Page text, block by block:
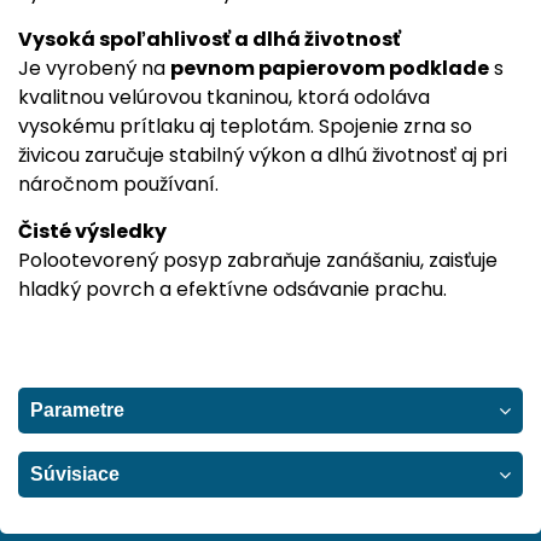
Vysoká spoľahlivosť a dlhá životnosť
Je vyrobený na pevnom papierovom podklades
kvalitnou velúrovou tkaninou, ktorá odoláva
vysokému prítlaku aj teplotám. Spojenie zrna so
živicou zaručuje stabilný výkon a dlhú životnosť aj pri
náročnom používaní.
Čisté výsledky
Polootevorený posyp zabraňuje zanášaniu, zaisťuje
hladký povrch a efektívne odsávanie prachu.
Parametre
Súvisiace